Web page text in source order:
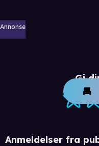
Annonse
Gi
Anmeldelser fra